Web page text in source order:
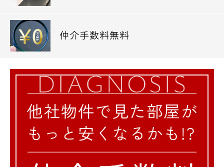
仲介手数料無料